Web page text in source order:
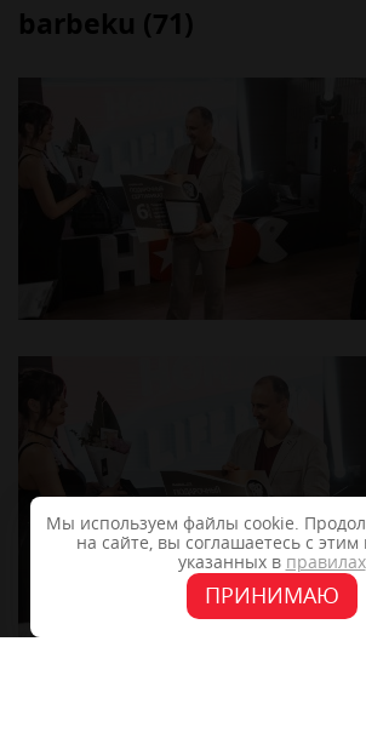
barbeku (71)
Мы используем файлы cookie.
на сайте, вы соглашаетесь с этим
указанных в правилах
ПРИНИМАЮ